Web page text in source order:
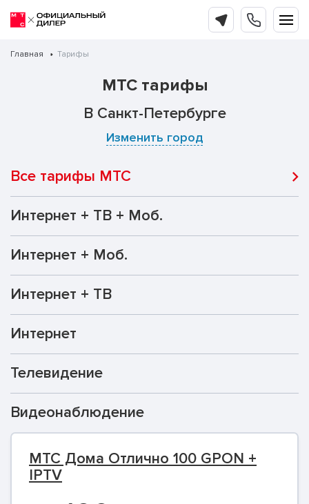
Главная Тарифы
МТС тарифы
В Санкт-Петербурге
Изменить город
Все тарифы МТС
Интернет + ТВ + Моб.
Интернет + Моб.
Интернет + ТВ
Интернет
Телевидение
Видеонаблюдение
МТС Дома Отлично 100 GPON +
IPTV